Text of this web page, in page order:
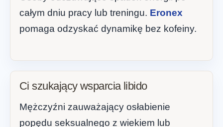
całym dniu pracy lub treningu. Eronex
pomaga odzyskać dynamikę bez kofeiny.
Ci szukający wsparcia libido
Mężczyźni zauważający osłabienie
popędu seksualnego z wiekiem lub